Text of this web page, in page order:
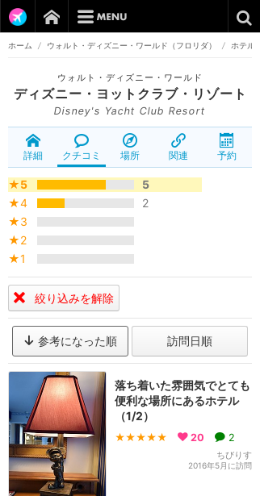
ホーム / ウォルト・ディズニー・ワールド（フロリダ） / ホテル
ウォルト・ディズニー・ワールド
ディズニー・ヨットクラブ・リゾート
Disney's Yacht Club Resort
詳細 クチコミ 場所 関連 予約
★5
5
★4
2
★3
★2
★1
絞り込みを解除
参考になった順 訪問日順
落ち着いた雰囲気でとても
便利な場所にあるホテル
（1/2）
★★★★★ 20 2
ちびりす
2016年5月に訪問